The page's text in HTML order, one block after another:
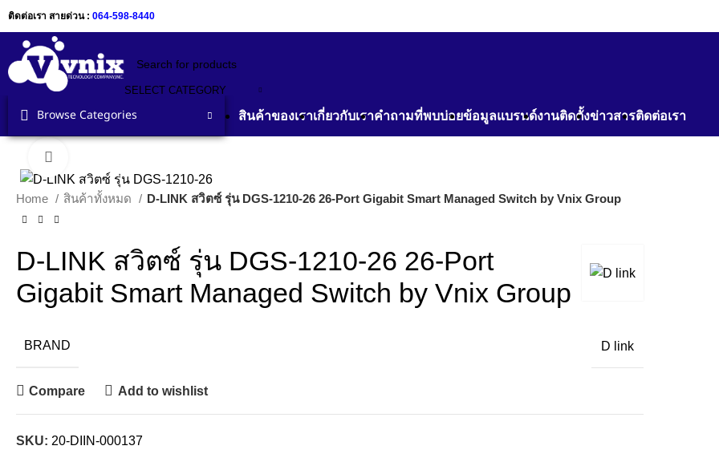
ติดต่อเรา สายด่วน : 064-598-8440
SELECT CATEGORY
Browse Categories สินค้าของเราเกี่ยวกับเราคำถามที่พบบ่อยข้อมูลแบรนด์งานติดตั้งข่าวสารติดต่อเรา
Home สินค้าทั้งหมด D-LINK สวิตซ์ รุ่น DGS-1210-26 26-Port Gigabit Smart Managed Switch by Vnix Group
D-LINK สวิตซ์ รุ่น DGS-1210-26 26-Port
Gigabit Smart Managed Switch by Vnix Group
BRAND D link
Compare Add to wishlist
SKU: 20-DIIN-000137